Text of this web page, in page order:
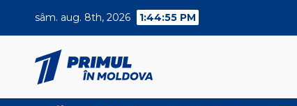
sâm. aug. 8th, 2026 1:44:56 PM